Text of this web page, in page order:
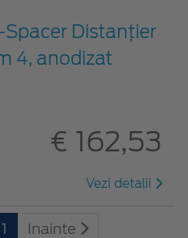
Distanțier
4, anodizat
€ 162,53
Vezi detalii
1 Inainte